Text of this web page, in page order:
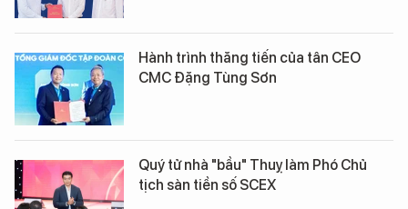
Hành trình thăng tiến của tân CEO
CMC Đặng Tùng Sơn
Quý tử nhà "bầu" Thuỵ làm Phó Chủ
tịch sàn tiền số SCEX